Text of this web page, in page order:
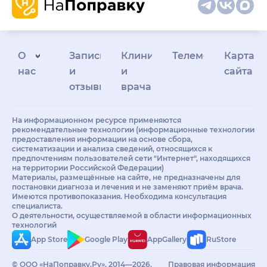
О
нас
Запись
и
отзывы
Клиникам
и
врачам
Телемедицина
Карта
сайта
На информационном ресурсе применяются
рекомендательные технологии (информационные технологии
предоставления информации на основе сбора,
систематизации и анализа сведений, относящихся к
предпочтениям пользователей сети "Интернет", находящихся
на территории Российской Федерации)
Материалы, размещённые на сайте, не предназначены для
постановки диагноза и лечения и не заменяют приём врача.
Имеются противопоказания. Необходима консультация
специалиста.
О деятельности, осуществляемой в области информационных
технологий
App Store
Google Play AppGallery RuStore
© ООО «НаПоправку.Ру», 2014—2026.
Правовая информация